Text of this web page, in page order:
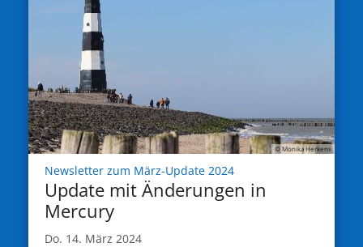
© Monika Herkens
Newsletter zum März-Update 2024:
Update mit Änderungen in
Mercury
Do. 14. März 2024